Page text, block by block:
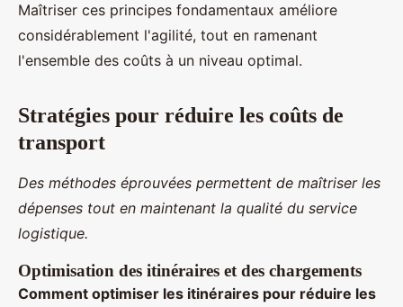
Maîtriser ces principes fondamentaux améliore
considérablement l'agilité, tout en ramenant
l'ensemble des coûts à un niveau optimal.
Stratégies pour réduire les coûts de
transport
Des méthodes éprouvées permettent de maîtriser les
dépenses tout en maintenant la qualité du service
logistique.
Optimisation des itinéraires et des chargements
Comment optimiser les itinéraires pour réduire les